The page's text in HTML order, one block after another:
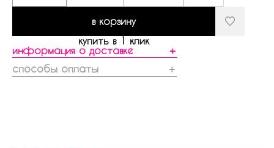
в корзину
купить в 1 клик
информация о доставке
＋
способы оплаты
＋